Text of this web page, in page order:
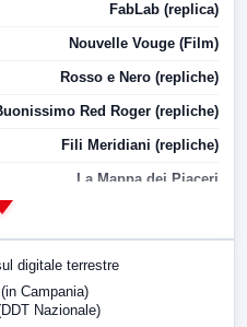
FabLab (replica)
Nouvelle Vouge (Film)
Rosso e Nero (repliche)
Red Roger (repliche)
Fili Meridiani (repliche)
La Mappa dei Piaceri
digitale terrestre
(in Campania)
Nazionale)